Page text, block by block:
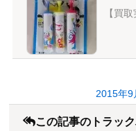
【買
2015年9
この記事のトラッ